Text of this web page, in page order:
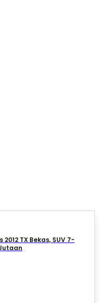
TX Bekas, SUV 7-